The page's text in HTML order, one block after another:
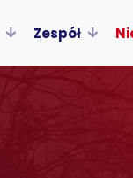
Zespół